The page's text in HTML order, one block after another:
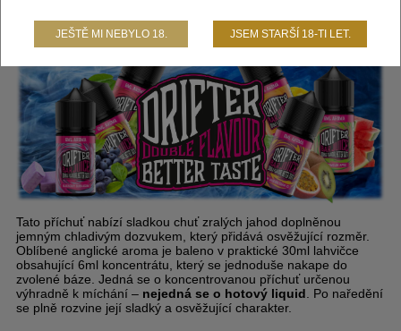
Tato příchuť nabízí sladkou chuť zralých jahod doplněnou
jemným chladivým dozvukem, který přidává osvěžující rozměr.
Oblíbené anglické aroma je baleno v praktické 30ml lahvičce
obsahující 6ml koncentrátu, který se jednoduše nakape do
zvolené báze. Jedná se o koncentrovanou příchuť určenou
výhradně k míchání – nejedná se o hotový liquid. Po naředění
se plně rozvine její sladký a osvěžující charakter.
JEŠTĚ MI NEBYLO 18. JSEM STARŠÍ 18-TI LET.